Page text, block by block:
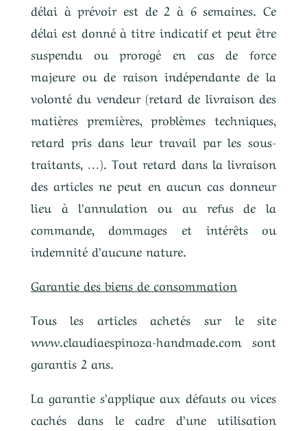
délai à prévoir est de 2 à 6 semaines. Ce
délai est donné à titre indicatif et peut être
suspendu ou prorogé en cas de force
majeure ou de raison indépendante de la
volonté du vendeur (retard de livraison des
matières premières, problèmes techniques,
retard pris dans leur travail par les sous-
traitants, …). Tout retard dans la livraison
des articles ne peut en aucun cas donneur
lieu à l’annulation ou au refus de la
commande, dommages et intérêts ou
indemnité d’aucune nature.
Garantie des biens de consommation
Tous les articles achetés sur le site
www.claudiaespinoza-handmade.com sont
garantis 2 ans.
La garantie s’applique aux défauts ou vices
cachés dans le cadre d’une utilisation